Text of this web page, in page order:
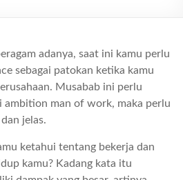
adanya, saat ini kamu perlu
sebagai patokan ketika kamu
Musabab ini perlu
ambition man of work, maka perlu
jelas.
ketahui tentang bekerja dan
kamu? Kadang kata itu